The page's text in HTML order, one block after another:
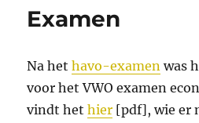
Examen
Na hethavo-examen was
voor het VWO examen
vindt hethier [pdf], wie er